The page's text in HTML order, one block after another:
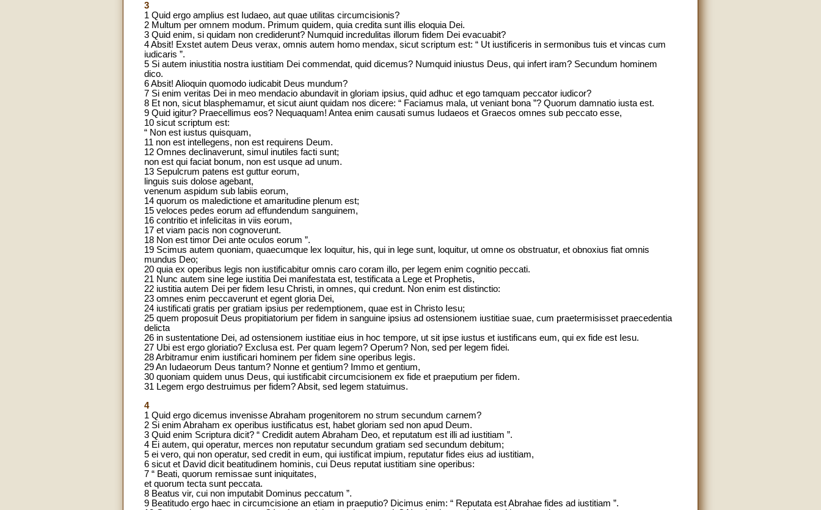
3
1 Quid ergo amplius est Iudaeo, aut quae utilitas circumcisionis?
2 Multum per omnem modum. Primum quidem, quia credita sunt illis eloquia Dei.
3 Quid enim, si quidam non crediderunt? Numquid incredulitas illorum fidem Dei evacuabit?
4 Absit! Exstet autem Deus verax, omnis autem homo mendax, sicut scriptum est: “ Ut iustificeris in sermonibus tuis et vincas cum
iudicaris ”.
5 Si autem iniustitia nostra iustitiam Dei commendat, quid dicemus? Numquid iniustus Deus, qui infert iram? Secundum hominem
dico.
6 Absit! Alioquin quomodo iudicabit Deus mundum?
7 Si enim veritas Dei in meo mendacio abundavit in gloriam ipsius, quid adhuc et ego tamquam peccator iudicor?
8 Et non, sicut blasphemamur, et sicut aiunt quidam nos dicere: “ Faciamus mala, ut veniant bona ”? Quorum damnatio iusta est.
9 Quid igitur? Praecellimus eos? Nequaquam! Antea enim causati sumus Iudaeos et Graecos omnes sub peccato esse,
10 sicut scriptum est:
“ Non est iustus quisquam,
11 non est intellegens, non est requirens Deum.
12 Omnes declinaverunt, simul inutiles facti sunt;
non est qui faciat bonum, non est usque ad unum.
13 Sepulcrum patens est guttur eorum,
linguis suis dolose agebant,
venenum aspidum sub labiis eorum,
14 quorum os maledictione et amaritudine plenum est;
15 veloces pedes eorum ad effundendum sanguinem,
16 contritio et infelicitas in viis eorum,
17 et viam pacis non cognoverunt.
18 Non est timor Dei ante oculos eorum ”.
19 Scimus autem quoniam, quaecumque lex loquitur, his, qui in lege sunt, loquitur, ut omne os obstruatur, et obnoxius fiat omnis
mundus Deo;
20 quia ex operibus legis non iustificabitur omnis caro coram illo, per legem enim cognitio peccati.
21 Nunc autem sine lege iustitia Dei manifestata est, testificata a Lege et Prophetis,
22 iustitia autem Dei per fidem Iesu Christi, in omnes, qui credunt. Non enim est distinctio:
23 omnes enim peccaverunt et egent gloria Dei,
24 iustificati gratis per gratiam ipsius per redemptionem, quae est in Christo Iesu;
25 quem proposuit Deus propitiatorium per fidem in sanguine ipsius ad ostensionem iustitiae suae, cum praetermisisset praecedentia
delicta
26 in sustentatione Dei, ad ostensionem iustitiae eius in hoc tempore, ut sit ipse iustus et iustificans eum, qui ex fide est Iesu.
27 Ubi est ergo gloriatio? Exclusa est. Per quam legem? Operum? Non, sed per legem fidei.
28 Arbitramur enim iustificari hominem per fidem sine operibus legis.
29 An Iudaeorum Deus tantum? Nonne et gentium? Immo et gentium,
30 quoniam quidem unus Deus, qui iustificabit circumcisionem ex fide et praeputium per fidem.
31 Legem ergo destruimus per fidem? Absit, sed legem statuimus.
4
1 Quid ergo dicemus invenisse Abraham progenitorem no strum secundum carnem?
2 Si enim Abraham ex operibus iustificatus est, habet gloriam sed non apud Deum.
3 Quid enim Scriptura dicit? “ Credidit autem Abraham Deo, et reputatum est illi ad iustitiam ”.
4 Ei autem, qui operatur, merces non reputatur secundum gratiam sed secundum debitum;
5 ei vero, qui non operatur, sed credit in eum, qui iustificat impium, reputatur fides eius ad iustitiam,
6 sicut et David dicit beatitudinem hominis, cui Deus reputat iustitiam sine operibus:
7 “ Beati, quorum remissae sunt iniquitates,
et quorum tecta sunt peccata.
8 Beatus vir, cui non imputabit Dominus peccatum ”.
9 Beatitudo ergo haec in circumcisione an etiam in praeputio? Dicimus enim: “ Reputata est Abrahae fides ad iustitiam ”.